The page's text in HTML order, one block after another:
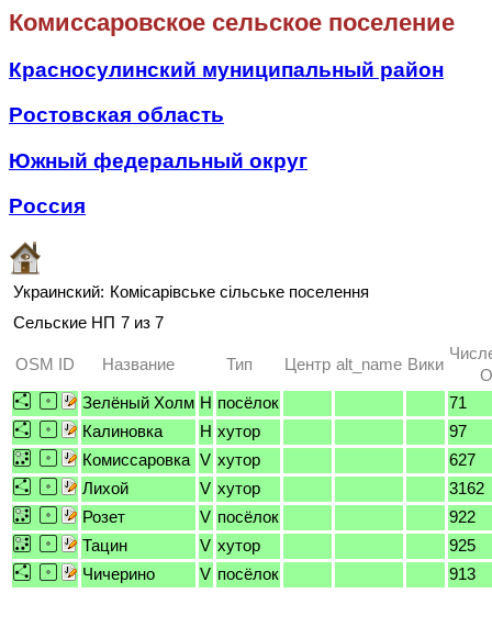
Комиссаровское сельское поселение
Красносулинский муниципальный район
Ростовская область
Южный федеральный округ
Россия
Украинский: Комісарівське сільське поселення
Сельские НП 7 из 7
OSM ID Название Тип Центр alt_name Вики
Зелёный Холм H посёлок
71
Калиновка
H хутор
97
Комиссаровка V хутор
627
Лихой
V хутор
3162
Розет
V посёлок
922
Тацин
V хутор
925
Чичерино
V посёлок 913